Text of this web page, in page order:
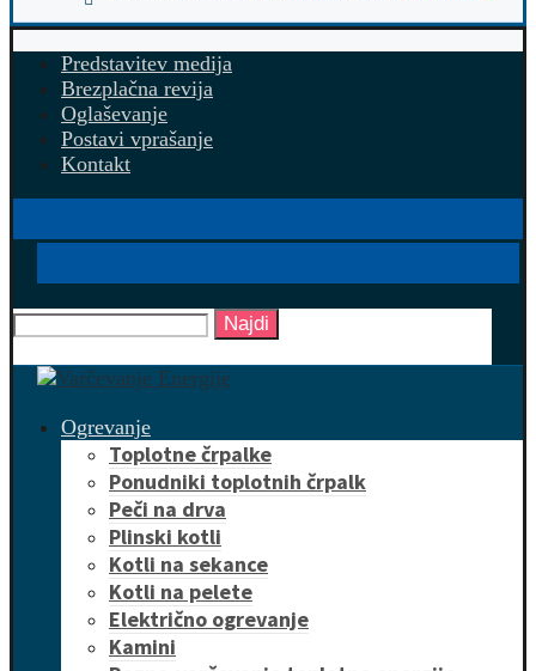
Predstavitev medija
Brezplačna revija
Oglaševanje
Postavi vprašanje
Kontakt
Najdi
Ogrevanje
Toplotne črpalke
Ponudniki toplotnih črpalk
Peči na drva
Plinski kotli
Kotli na sekance
Kotli na pelete
Električno ogrevanje
Kamini